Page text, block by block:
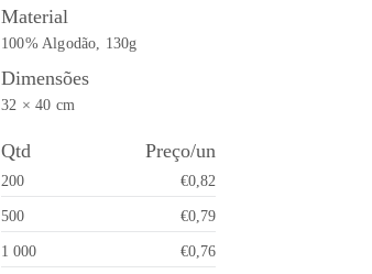
Material
100% Algodão, 130g
Dimensões
32 × 40 cm
Qtd Preço/un
200 €0,82
500 €0,79
1 000 €0,76